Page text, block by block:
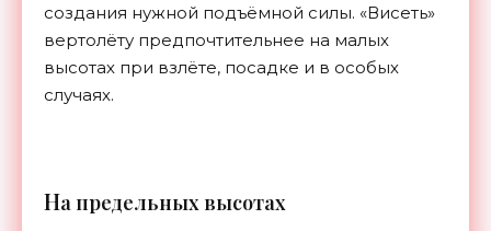
создания нужной подъёмной силы. «Висеть»
вертолёту предпочтительнее на малых
высотах при взлёте, посадке и в особых
случаях.
На предельных высотах